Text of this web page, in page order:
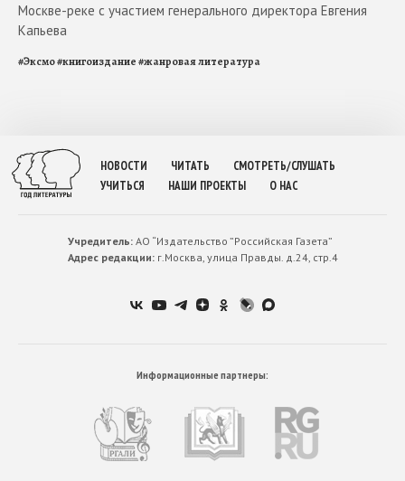
Москве-реке с участием генерального директора Евгения
Капьева
#Эксмо#книгоиздание#жанровая литература
НОВОСТИ ЧИТАТЬ
СМОТРЕТЬ/СЛУШАТЬ
УЧИТЬСЯ
НАШИ ПРОЕКТЫ О НАС
Учредитель:АО “Издательство ”Российская Газета”
Адрес редакции:г.Москва, улица Правды. д.24, стр.4
Информационные партнеры: